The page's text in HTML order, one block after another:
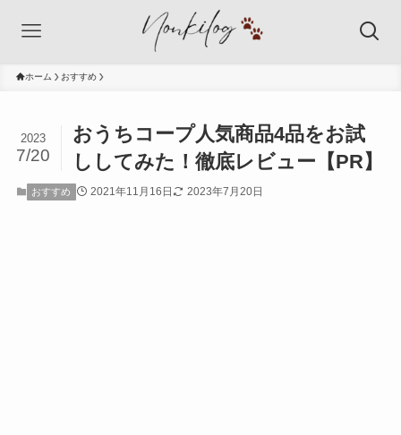
ホーム おすすめ
おうちコープ人気商品4品をお試
ししてみた！徹底レビュー【PR】
2023
7/20
おすすめ 2021年11月16日 2023年7月20日